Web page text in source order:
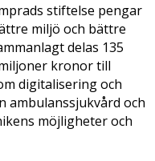
stiftelse pengar
miljö och bättre
delas 135
kronor till
digitalisering och
ambulanssjukvård och
möjligheter och